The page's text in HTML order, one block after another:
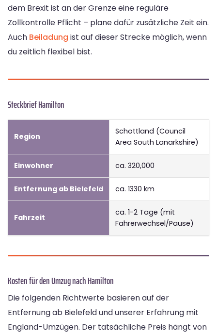
dem Brexit ist an der Grenze eine reguläre
Zollkontrolle Pflicht – plane dafür zusätzliche Zeit ein.
Auch Beiladung ist auf dieser Strecke möglich, wenn
du zeitlich flexibel bist.
Steckbrief Hamilton
Region
Schottland (Council
Area South Lanarkshire)
Einwohner ca. 320,000
Entfernung ab Bielefeld ca. 1330 km
Fahrzeit
ca. 1-2 Tage (mit
Fahrerwechsel/Pause)
Kosten für den Umzug nach Hamilton
Die folgenden Richtwerte basieren auf der
Entfernung ab Bielefeld und unserer Erfahrung mit
England-Umzügen. Der tatsächliche Preis hängt von